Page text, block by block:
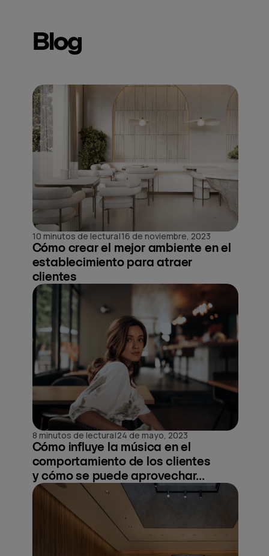
Blog
10 minutos de lectura|16 de noviembre, 2023
Cómo crear el mejor ambiente en el
establecimiento para atraer
clientes
8 minutos de lectura|24 de mayo, 2023
Cómo influye la música en el
comportamiento de los clientes
y cómo se puede aprovechar...